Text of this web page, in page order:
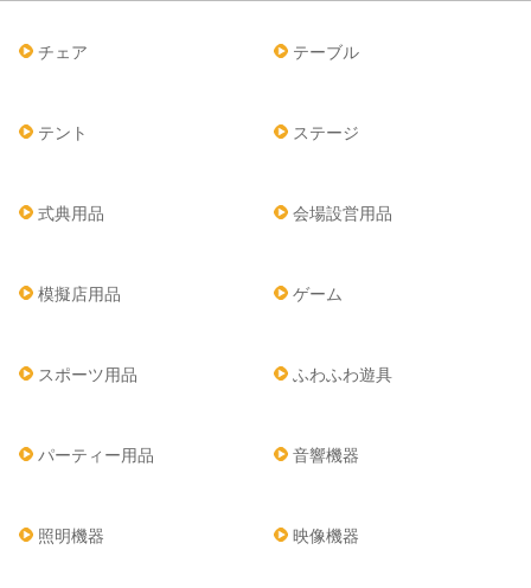
チェア テーブル
テント ステージ
式典用品 会場設営用品
模擬店用品 ゲーム
スポーツ用品 ふわふわ遊具
パーティー用品 音響機器
照明機器 映像機器